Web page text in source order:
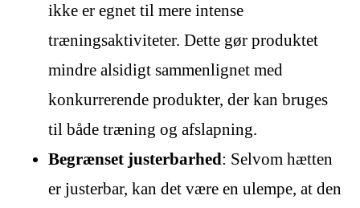
ikke er egnet til mere intense
træningsaktiviteter. Dette gør produktet
mindre alsidigt sammenlignet med
konkurrerende produkter, der kan bruges
til både træning og afslapning.
Begrænset justerbarhed: Selvom hætten
er justerbar, kan det være en ulempe, at den